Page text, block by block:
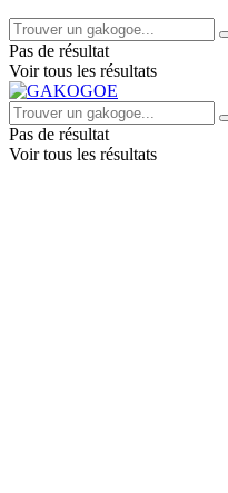
Pas de résultat
Voir tous les résultats
Pas de résultat
Voir tous les résultats